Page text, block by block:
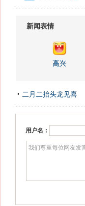
新闻表情
高兴
二月二抬头龙见喜
用户名：